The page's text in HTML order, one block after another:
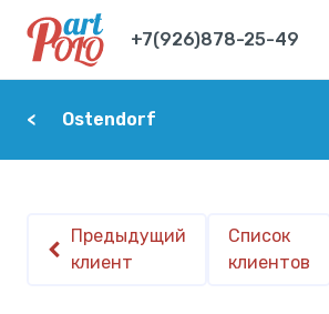
+7(926)878-25-49
Ostendorf
Предыдущий
клиент
Список
клиентов